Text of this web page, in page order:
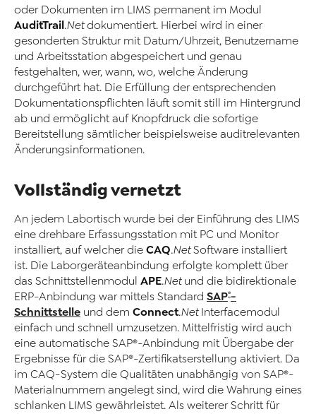
oder Dokumenten im LIMS permanent im Modul
AuditTrail.Netdokumentiert. Hierbei wird in einer
gesonderten Struktur mit Datum/Uhrzeit, Benutzername
und Arbeitsstation abgespeichert und genau
festgehalten, wer, wann, wo, welche Änderung
durchgeführt hat. Die Erfüllung der entsprechenden
Dokumentationspflichten läuft somit still im Hintergrund
ab und ermöglicht auf Knopfdruck die sofortige
Bereitstellung sämtlicher beispielsweise auditrelevanten
Änderungsinformationen.
Vollständig vernetzt
An jedem Labortisch wurde bei der Einführung des LIMS
eine drehbare Erfassungsstation mit PC und Monitor
installiert, auf welcher die CAQ.NetSoftware installiert
ist. Die Laborgeräteanbindung erfolgte komplett über
das Schnittstellenmodul APE.Netund die bidirektionale
ERP-Anbindung war mittels Standard SAP®-
Schnittstelle und dem Connect.NetInterfacemodul
einfach und schnell umzusetzen. Mittelfristig wird auch
eine automatische SAP®-Anbindung mit Übergabe der
Ergebnisse für die SAP®-Zertifikatserstellung aktiviert. Da
im CAQ-System die Qualitäten unabhängig von SAP®-
Materialnummern angelegt sind, wird die Wahrung eines
schlanken LIMS gewährleistet. Als weiterer Schritt für